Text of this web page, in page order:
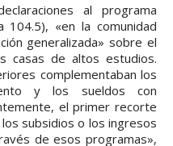
al programa
104.5), «en la comunidad
generalizada» sobre el
casas de altos estudios.
complementaban los
y los sueldos con
el primer recorte
subsidios o los ingresos
de esos programas»,